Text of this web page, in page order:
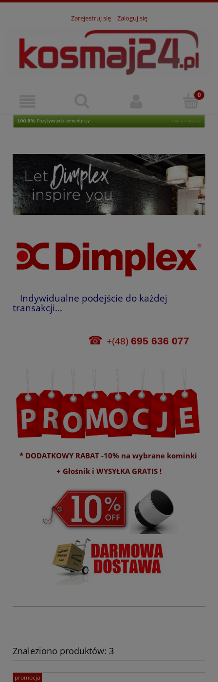
Zarejestruj się Zaloguj się
Indywidualne podejście do każdej
transakcji...
☎ +(48) 695 636 077
* DODATKOWY RABAT -10% na wybrane kominki
+ Głośnik i WYSYŁKA GRATIS !
Znaleziono produktów: 3
promocja